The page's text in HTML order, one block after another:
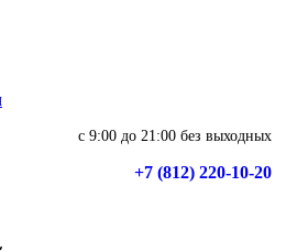
с 9:00 до 21:00 без выходных
+7 (812) 220-10-20